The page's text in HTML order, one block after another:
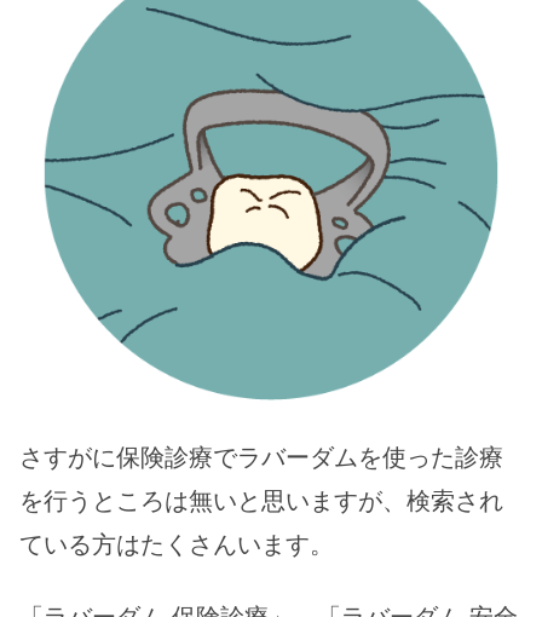
さすがに保険診療でラバーダムを使った診療
を行うところは無いと思いますが、検索され
ている方はたくさんいます。